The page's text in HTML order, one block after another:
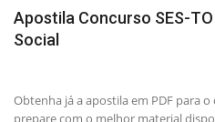
Apostila Concurso SES-
Social
Obtenha já a apostila em PDF para o
prepare com o melhor material